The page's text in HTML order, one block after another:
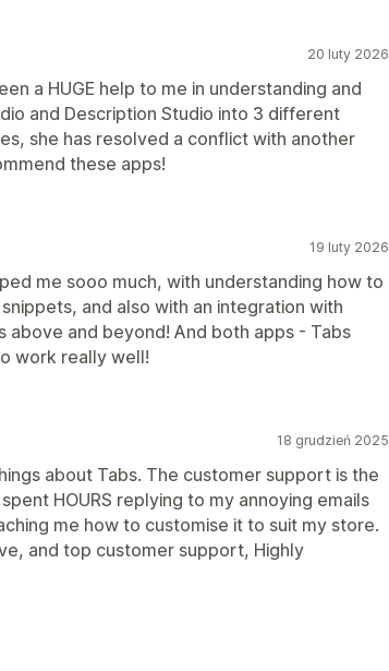
20 luty 2026
a HUGE help to me in understanding and
and Description Studio into 3 different
she has resolved a conflict with another
these apps!
19 luty 2026
me sooo much, with understanding how to
and also with an integration with
above and beyond! And both apps - Tabs
work really well!
18 grudzień 2025
about Tabs. The customer support is the
HOURS replying to my annoying emails
me how to customise it to suit my store.
and top customer support, Highly